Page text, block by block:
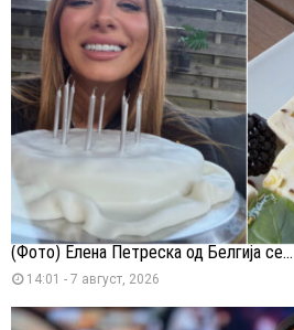
(Фото) Елена Петреска од Белгија се...
14:01 - 7 август, 2026